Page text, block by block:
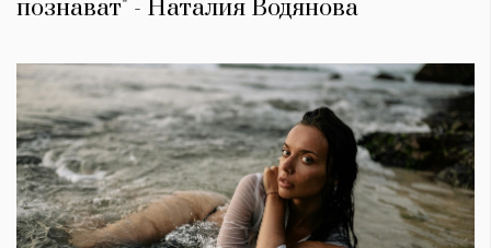
познават" - Наталия Водянова